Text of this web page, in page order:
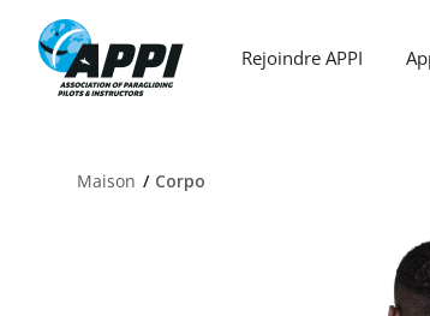
contenu
Rejoindre APPI
Maison Corpo